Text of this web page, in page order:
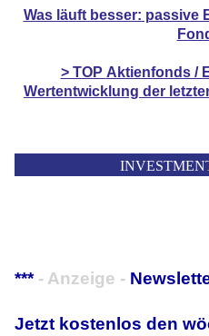
Was läuft besser: passive
> TOP Aktienfonds /
Wertentwicklung der
*** - Anzeige -
Jetzt kostenlos den